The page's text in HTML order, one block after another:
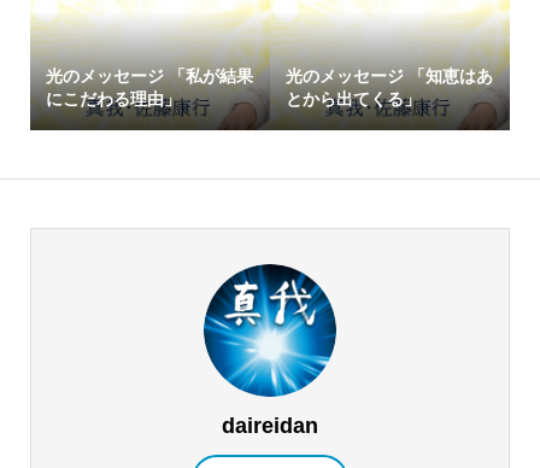
光のメッセージ 「私が結果
にこだわる理由」
光のメッセージ 「知恵はあ
とから出てくる」
daireidan